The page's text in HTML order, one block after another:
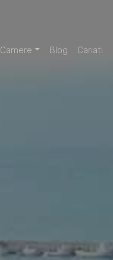
Camere Blog Cariati